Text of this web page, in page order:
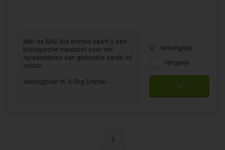
Met de BAC bio korrels heeft u een
biologische meststof voor het
opwaarderen van gebruikte aarde of
cocos.
Verkrijgbaar in: 4.5kg Emmer....
Verlanglijst
Vergelijk
1